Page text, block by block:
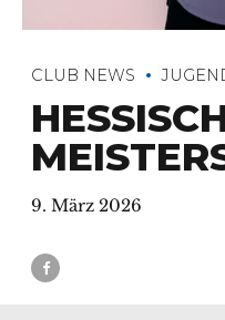
CLUB NEWS
9. März 2026